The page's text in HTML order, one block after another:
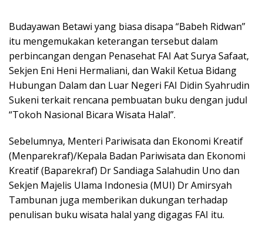
Budayawan Betawi yang biasa disapa “Babeh Ridwan”
itu mengemukakan keterangan tersebut dalam
perbincangan dengan Penasehat FAI Aat Surya Safaat,
Sekjen Eni Heni Hermaliani, dan Wakil Ketua Bidang
Hubungan Dalam dan Luar Negeri FAI Didin Syahrudin
Sukeni terkait rencana pembuatan buku dengan judul
“Tokoh Nasional Bicara Wisata Halal”.
Sebelumnya, Menteri Pariwisata dan Ekonomi Kreatif
(Menparekraf)/Kepala Badan Pariwisata dan Ekonomi
Kreatif (Baparekraf) Dr Sandiaga Salahudin Uno dan
Sekjen Majelis Ulama Indonesia (MUI) Dr Amirsyah
Tambunan juga memberikan dukungan terhadap
penulisan buku wisata halal yang digagas FAI itu.